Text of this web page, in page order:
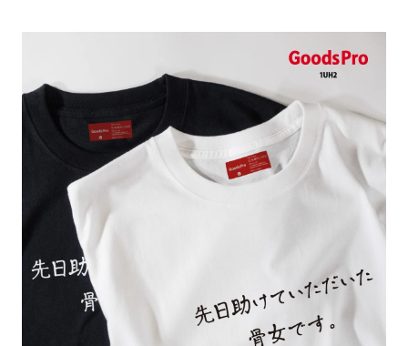
個数 単価 金額
合計金額 ¥0 （税込）
カートに入れる
で解像度200dp以上必要です）当社の取り扱
いの規格サイズにつきましてはデザインテン
プレートの用意がありますので、ご購入後マ
イページの「購入履歴」よりダウンロードし
てご利用くださいませ。
お客様自身でオリジナルのサイズで製作する
場合につきましてはご希望の仕上がりサイズ
に対して四辺（すべての辺をプラス10ｍｍ）
したサイズで製作ください。（重要な情報な
どについては仕上がりサイズから四辺内側に
20ｍｍ程度内側の範囲内でデザイン校正して
ください）
該当いたします。既製のデザインを応用して自
分だけののぼり旗をつくりたい！などのデザ
イン改造や既製デザインに自分たちの団体の
名前入れや会社のロゴなどを挿入するなどの
相談もお請けしております。
名入れについて
当社の既製のぼり旗に対してお客様の任意の
テキストや企業情報・お店情報などを埋め込
むことができます。ご購入時にご希望の店舗
名などをご記載ください。専任のデザイナー
ただ、お客様の飾り付けたい場所の風向きを
もしかしたら左側と上についているよりも右
側と上についていた方が良いと思うかもしれ
ません。
風向きを考えながらチチの向きを決めてから
デザインをするとどの方向でデザインをする
と良いかひらめくかもしれません。デザイン
の方向性につきましてはお客様の好みもあり
ますので、見られる方（お客様）ができる限
り反転したデザインをみるよりも正像でみら
れるデザインを提供したいかと思いますので
みする都合や・最終的なカットをする際の都合
など）のでサイズの指定につきましてはｍｍ単
位は不可となります。最終的なサイズも多少の
ズレ5ｍｍ程度は起きる可能性があります。
みする都合や・最終的なカットをする際の都合
など）のでサイズの指定につきましてはｍｍ単
位は不可となります。最終的なサイズも多少の
ズレ5ｍｍ程度は起きる可能性があります。
生地のふちを大きく棒袋状に縫いこみポール
を通す筒をつくります。ポール自体を包み込
むため、耐久性があがり、デザインがより目
立ちます。
カーブ形状の特殊なのぼり旗にも適合する加
工方法となります。
ハトメ加工
ハトメ（鳩目）とは、革や布などに開けた穴
生地のふちを大きく棒袋状に縫いこみポール
を通す筒をつくります。ポール自体を包み込
むため、耐久性があがり、デザインがより目
立ちます。
カーブ形状の特殊なのぼり旗にも適合する加
工方法となります。
ハトメ加工
ハトメ（鳩目）とは、革や布などに開けた穴
各辺のおおむね3～5ｍｍ程度を折り返し、縫
い糸を走らせて補強します。加工をすることで
のぼり旗の１辺～４辺は折り返し加工されま
すのでその部分のホツレや裂けてしまうこと
を防止する効果があります。
棒袋縫いの場合、補強が無償で付いてきます。
ポンジ（一般）
一般的なのぼり旗の生地はポンジといわれる
厚みが約0.14ｍｍのとても薄い生地を使用し
ます。
のぼり旗製作で一番良く使用される生地で
す。生地の厚みが薄く、裏側にインクが浸透
しやすい生地です。
1本（2分割）
［ +33円 ］
2本（3分割）
［ +66円 ］
［ +99円 ］